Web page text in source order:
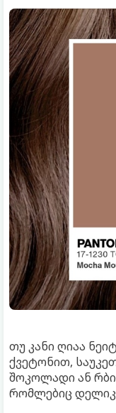
თუ კანი ღიაა
ქვეტონით,
შოკოლადი ან
რომლებიც